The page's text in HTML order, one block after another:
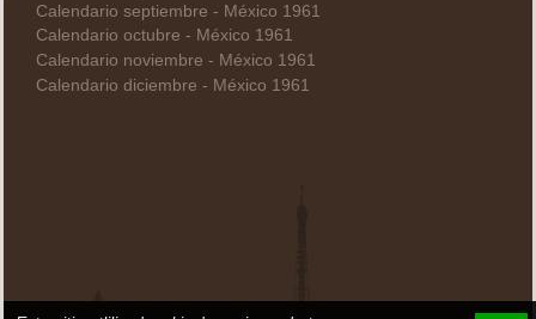
Calendario septiembre - México 1961
Calendario octubre - México 1961
Calendario noviembre - México 1961
Calendario diciembre - México 1961